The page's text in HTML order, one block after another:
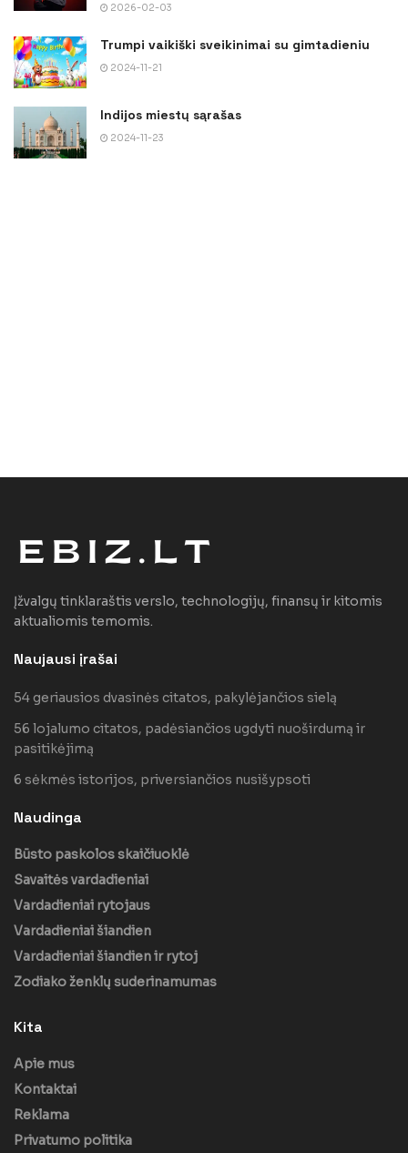
2026-02-03
Trumpi vaikiški sveikinimai su gimtadieniu
2024-11-21
Indijos miestų sąrašas
2024-11-23
Įžvalgų tinklaraštis verslo, technologijų, finansų ir kitomis
aktualiomis temomis.
Naujausi įrašai
54 geriausios dvasinės citatos, pakylėjančios sielą
56 lojalumo citatos, padėsiančios ugdyti nuoširdumą ir
pasitikėjimą
6 sėkmės istorijos, priversiančios nusišypsoti
Naudinga
Būsto paskolos skaičiuoklė
Savaitės vardadieniai
Vardadieniai rytojaus
Vardadieniai šiandien
Vardadieniai šiandien ir rytoj
Zodiako ženklų suderinamumas
Kita
Apie mus
Kontaktai
Reklama
Privatumo politika